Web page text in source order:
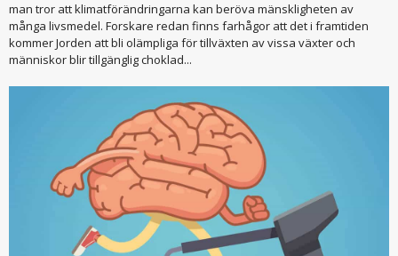
man tror att klimatförändringarna kan beröva mänskligheten av
många livsmedel. Forskare redan finns farhågor att det i framtiden
kommer Jorden att bli olämpliga för tillväxten av vissa växter och
människor blir tillgänglig choklad...